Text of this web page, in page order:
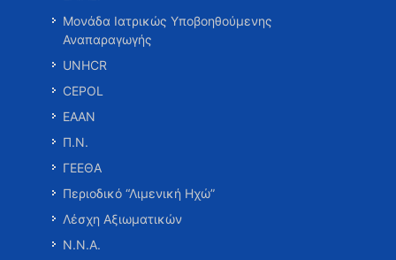
Μονάδα Ιατρικώς Υποβοηθούμενης
Αναπαραγωγής
UNHCR
CEPOL
ΕΑΑΝ
Π.Ν.
ΓΕΕΘΑ
Περιοδικό “Λιμενική Ηχώ”
Λέσχη Αξιωματικών
Ν.Ν.Α.